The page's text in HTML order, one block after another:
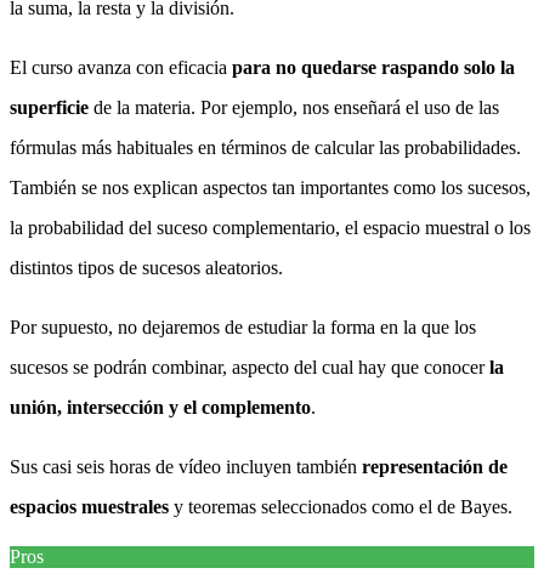
la suma, la resta y la división.
El curso avanza con eficacia para no quedarse raspando solo la
superficie de la materia. Por ejemplo, nos enseñará el uso de las
fórmulas más habituales en términos de calcular las probabilidades.
También se nos explican aspectos tan importantes como los sucesos,
la probabilidad del suceso complementario, el espacio muestral o los
distintos tipos de sucesos aleatorios.
Por supuesto, no dejaremos de estudiar la forma en la que los
sucesos se podrán combinar, aspecto del cual hay que conocerla
unión, intersección y el complemento.
Sus casi seis horas de vídeo incluyen también representación de
espacios muestrales y teoremas seleccionados como el de Bayes.
Pros